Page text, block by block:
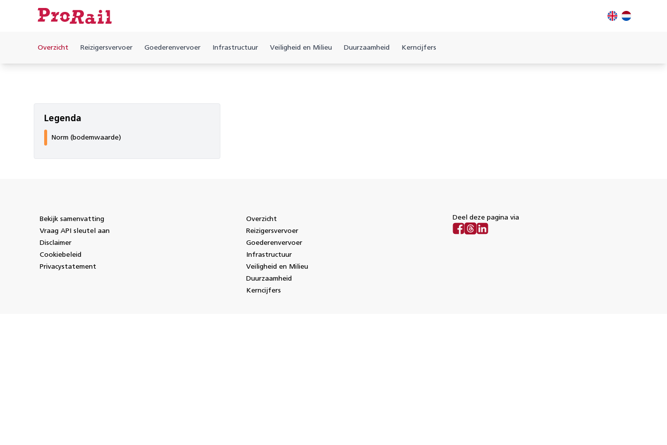
Overzicht Reizigersvervoer Goederenvervoer Infrastructuur Veiligheid en Milieu Duurzaamheid Kerncijfers
Legenda
Norm (bodemwaarde)
Bekijk samenvatting
Vraag API sleutel aan
Disclaimer
Cookiebeleid
Privacystatement
Overzicht
Reizigersvervoer
Goederenvervoer
Infrastructuur
Veiligheid en Milieu
Duurzaamheid
Kerncijfers
Deel deze pagina via